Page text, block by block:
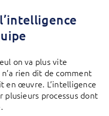
on va plus vite
rien dit de comment
en œuvre. L’intelligence
processus dont